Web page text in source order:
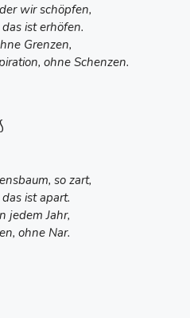
wir schöpfen,
ist erhöfen.
Grenzen,
ohne Schenzen.
so zart,
ist apart.
jedem Jahr,
ohne Nar.